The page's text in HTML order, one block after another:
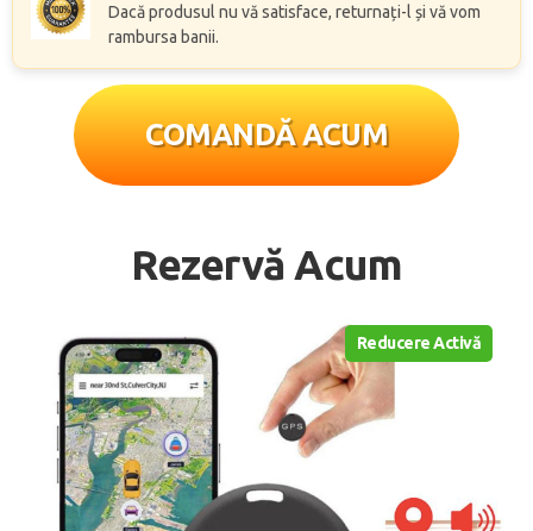
Dacă produsul nu vă satisface, returnați-l și vă vom
rambursa banii.
COMANDĂ ACUM
Rezervă Acum
Reducere Activă